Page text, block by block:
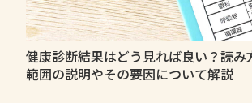
健康診断結果はどう見れば良い？読み
範囲の説明やその要因について解説